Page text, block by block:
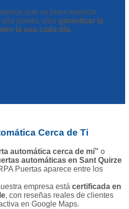
que un buen servicio
puerta, sino garantizar la
la usa cada día.
Cerca de Ti
automática cerca de mí” o
automáticas en Sant Quirze
Puertas aparece entre los
empresa está certificada en
, con reseñas reales de clientes
en Google Maps.